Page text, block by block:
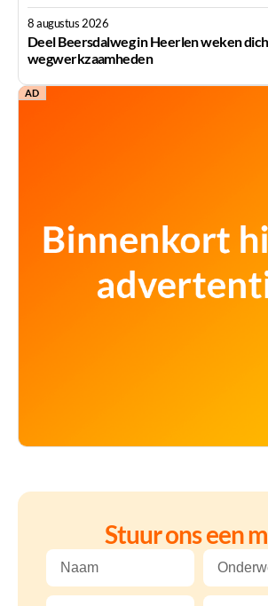
8 augustus 2026
Deel Beersdalweg in Heerlen weken
wegwerkzaamheden
AD
Stuur ons een